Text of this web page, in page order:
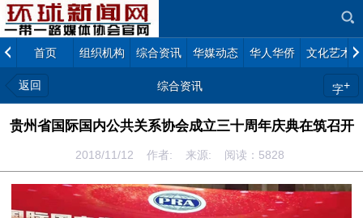
首页 组织机构 综合资讯 华媒动态 华人华侨 文化艺术
返回 综合资讯 字+
贵州省国际国内公共关系协会成立三十周年庆典在筑召开
2018/11/12 作者: 来源: 阅读： 5828